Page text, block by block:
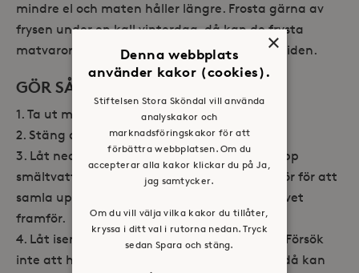
mindre el och maten håller längre. Frosta gärna av
frysen under en kall vinterdag, då kan de frysta
matvarorna hålla sig frysta utomhus under tiden.
GÖR SÅ HÄR:
Ta ut maten ur frysen.
Stäng av frysen och ställ upp frysdörren.
Låt nedersta lådan sitta kvar och samla upp
smältvattnet, eller ställ annan balja nedanför för att
samla upp vattnet. Lägg en handduk på golvet
framför.
Låt isen smälta och ramla loss av sig själv. Försök
inte att hacka bort den med vassa föremål, då kan
×
Denna webbplats
använder kakor (cookies).
Stiftelsen Stora Sköndal vill använda
analyskakor och
marknadsföringskakor för att
förbättra webbplatsen. Om du
accepterar alla kakor klickar du på Ja,
jag samtycker.
Om du vill välja vilka kakor du tillåter,
kryssa i ditt val i rutorna nedan. Tryck
sedan Spara och stäng.